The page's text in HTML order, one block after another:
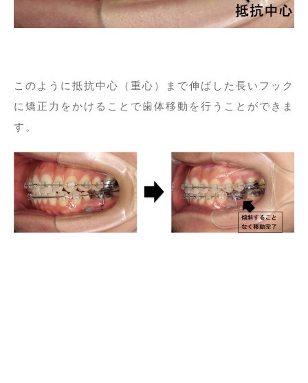
このように抵抗中心（重心）まで伸ばした長いフック
に矯正力をかけることで歯体移動を行うことができま
す。